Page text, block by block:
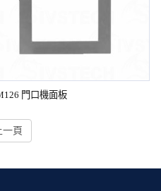
門口機面板
一頁